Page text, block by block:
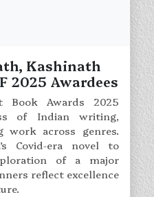
Kashinath
2025 Awardees
Book Awards 2025
of Indian writing,
work across genres.
Covid-era novel to
of a major
reflect excellence